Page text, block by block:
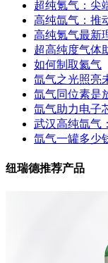
超纯氪气：尖
高纯氙气：推
高纯氪气最新
超高纯度气体
如何制取氦气
氙气之光照亮
氙气同位素是
氙气助力电子
武汉高纯氙气
氙气一罐多少
纽瑞德推荐产品